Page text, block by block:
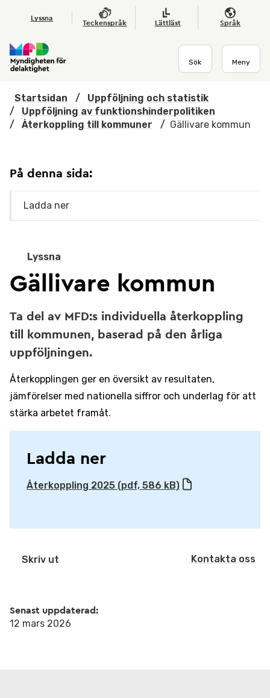
Hoppa till huvudmenyn
Lyssna
Teckenspråk Lättläst Språk
Sök Meny
Startsidan /
Uppföljning och statistik
/
Uppföljning av funktionshinderpolitiken
/
Återkoppling till kommuner / Gällivare kommun
Lyssna
Gällivare kommun
Ta del av MFD:s individuella återkoppling
till kommunen, baserad på den årliga
uppföljningen.
Återkopplingen ger en översikt av resultaten,
jämförelser med nationella siffror och underlag för att
stärka arbetet framåt.
Ladda ner
Återkoppling 2025 (pdf, 586 kB)
Skriv ut Kontakta oss
Senast uppdaterad:
12 mars 2026
På denna sida:
Ladda ner